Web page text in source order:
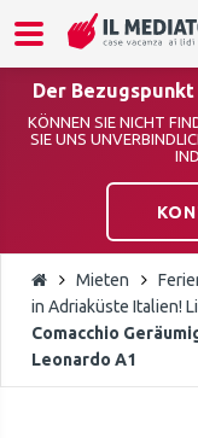
Der
KÖNNEN SIE NICHT
SIE UNS
Mieten
in Adriaküste Italien!
Comacchio
Leonardo A1